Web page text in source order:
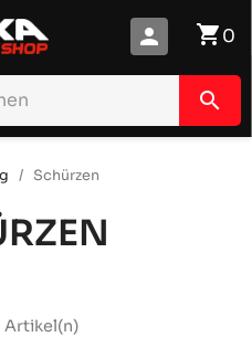
shopping_cart0
person
search
Schürzen
Artikel(n)